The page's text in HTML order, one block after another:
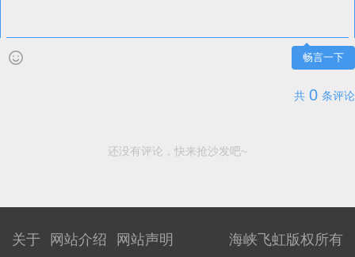
畅言一下
共 0 条评论
还没有评论，快来抢沙发吧~
海峡飞虹版权所有
关于 网站介绍 网站声明